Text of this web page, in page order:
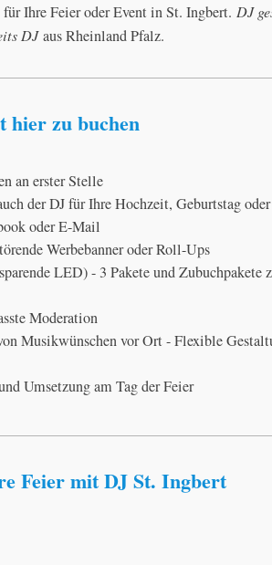
für Ihre Feier oder Event in St. Ingbert. DJ
DJaus Rheinland Pfalz.
hier zu buchen
an erster Stelle
der DJ für Ihre Hochzeit, Geburtstag
oder E-Mail
Werbebanner oder Roll-Ups
LED) - 3 Pakete und Zubuchpakete
Moderation
Musikwünschen vor Ort - Flexible
Umsetzung am Tag der Feier
Feier mit DJ St. Ingbert